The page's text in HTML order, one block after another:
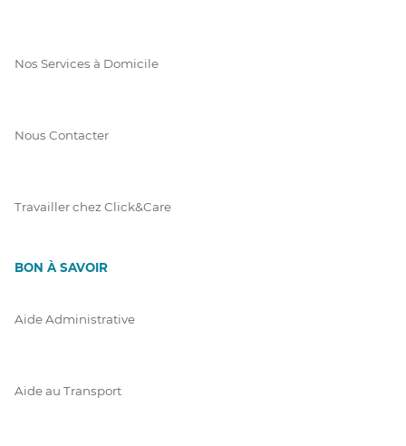
Nos Services à Domicile
Nous Contacter
Travailler chez Click&Care
BON À SAVOIR
Aide Administrative
Aide au Transport